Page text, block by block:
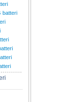
batteri